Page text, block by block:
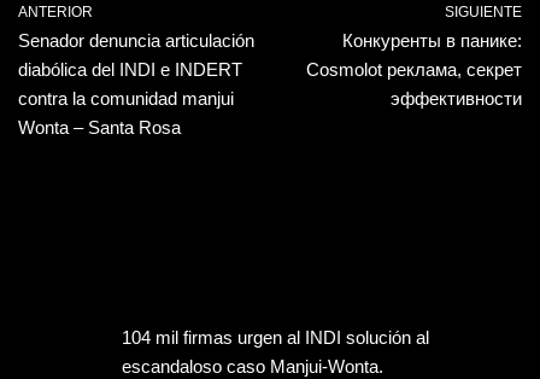
ANTERIOR
Senador denuncia articulación
diabólica del INDI e INDERT
contra la comunidad manjui
Wonta – Santa Rosa
SIGUIENTE
Конкуренты в панике:
Cosmolot реклама, секрет
эффективности
104 mil firmas urgen al INDI solución al
escandaloso caso Manjui-Wonta.